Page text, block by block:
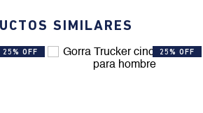
SIMILARES
25% OFF 25% OFF